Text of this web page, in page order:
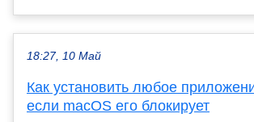
18:27, 10 Май
Как установить любое
если macOS его блокирует